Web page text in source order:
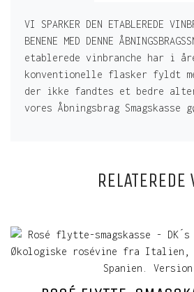
VI SPARKER DEN ETABLEREDE
BENENE MED DENNE
etablerede vinbranche har i
konventionelle flasker fyldt
der ikke fandtes et bedre
vores Åbningsbrag Smagskasse
RELATEREDE